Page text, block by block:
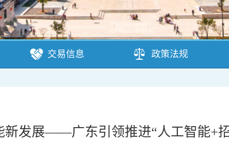
交易信息 政策法规
新发展——广东引领推进“人工智能+